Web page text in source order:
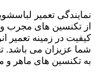
نمایندگی تعمیر
از تکنسین های مجرب
کیفیت در زمینه تعمیر
شما عزیزان می باشد.
به تکنسین های ماهر و